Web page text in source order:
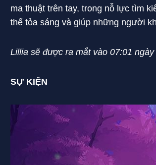
ma thuật trên tay, trong nỗ lực tìm
thể tỏa sáng và giúp những người
Lillia sẽ được ra mắt vào 07:01
SỰ KIỆN